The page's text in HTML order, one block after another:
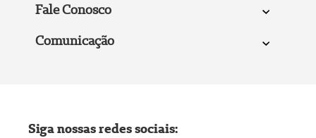
Fale Conosco
Comunicação
Siga nossas redes sociais: